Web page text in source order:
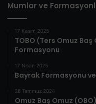
Mumlar ve
17 Kasım 2025
TOBO (Ters Omuz
Formasyonu
17 Nisan 2025
Bayrak Formasyonu
26 Temmuz 2024
Omuz Baş Omuz